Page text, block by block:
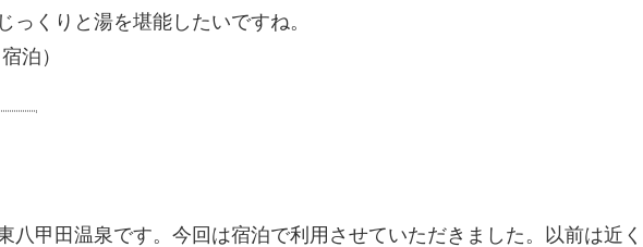
っくりと湯を堪能したいですね。
泊）
八甲田温泉です。今回は宿泊で利用させていただきました。以前は近く